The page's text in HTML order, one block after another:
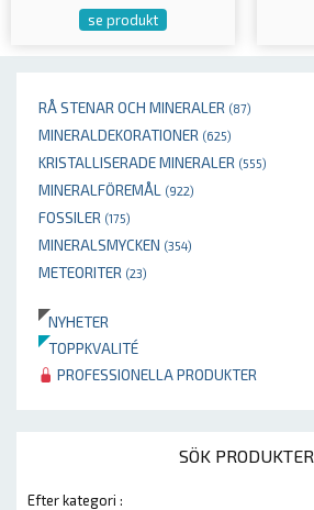
RÅ STENAR OCH MINERALER (87)
MINERALDEKORATIONER (625)
KRISTALLISERADE MINERALER (555)
MINERALFÖREMÅL (922)
FOSSILER (175)
MINERALSMYCKEN (354)
METEORITER (23)
NYHETER
TOPPKVALITÉ
PROFESSIONELLA PRODUKTER
SÖK PRODUKTER
Efter kategori :
se produkt